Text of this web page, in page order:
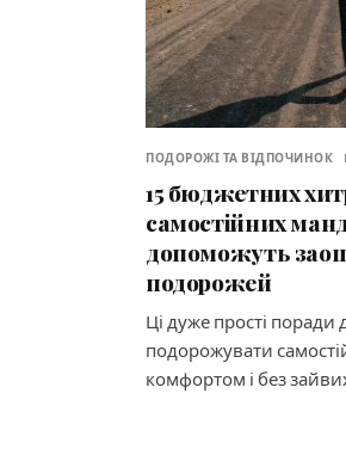
ПОДОРОЖІ ТА ВІДПОЧИНОК
15 бюджетних
самостійних
допоможуть
подорожей
Ці дуже прості
подорожувати
комфортом і без